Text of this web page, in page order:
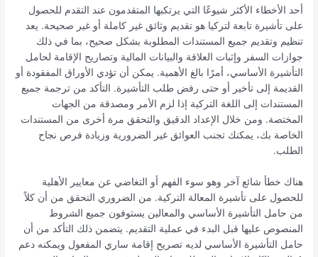
أحد الأخطاء الأكثر شيوعًا التي يرتكبها المتقدمون عند التقدم للحصول
على تأشيرة تابعة لتركيا هو تقديم وثائق غير كاملة أو غير صحيحة. يعد
تنظيم وتقديم جميع المستندات المطلوبة بشكل صحيح، بما في ذلك
جوازات السفر وإثبات العلاقة والبيانات المالية وتصاريح الإقامة لحامل
التأشيرة الأساسي، أمرًا بالغ الأهمية. يمكن أن تؤدي الأوراق المفقودة أو
القديمة إلى تأخير أو حتى رفض طلب التأشيرة. التأكد من ترجمة جميع
المستندات إلى اللغة التركية إذا لزم الأمر ومصدقة من الجهات
المختصة. ومن خلال الإعداد الدقيق والتحقق مرة أخرى من المستندات
الخاصة بك، يمكنك تجنب العوائق غير الضرورية وزيادة فرص نجاح
الطلب.
هناك خطأ شائع آخر وهو سوء الفهم أو التغاضي عن معايير الأهلية
للحصول على تأشيرة المعالة التركية. من الضروري التحقق من أن كلاً
من حامل التأشيرة الأساسي والمعالين يستوفون جميع الشروط
المنصوص عليها قبل البدء في عملية التقديم. يتضمن ذلك التأكد من أن
حامل التأشيرة الأساسي لديه تصريح إقامة ساري المفعول ويمكنه دعم